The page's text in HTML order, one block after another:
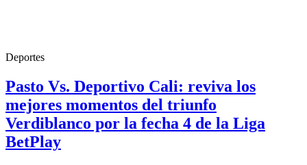
Deportes
Pasto Vs. Deportivo Cali: reviva los
mejores momentos del triunfo
Verdiblanco por la fecha 4 de la Liga
BetPlay